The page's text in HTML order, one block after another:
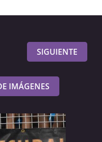
SIGUIENTE
IMÁGENES